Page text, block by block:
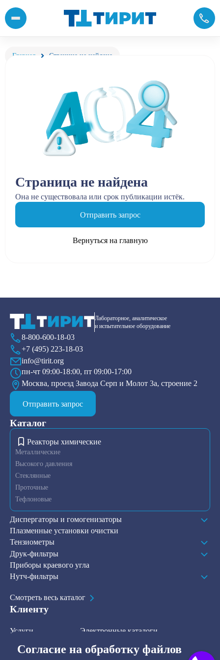
Главная Страница не найдена
Страница не найдена
Она не существовала или срок публикации истёк.
Отправить запрос
Вернуться на главную
Согласие на обработку файлов
Лабораторное, аналитическое
и испытательное оборудование
8-800-600-18-03
+7 (495) 223-18-03
info@tirit.org
пн-чт 09:00-18:00, пт 09:00-17:00
Москва, проезд Завода Серп и Молот 3а, строение 2
Отправить запрос
Каталог
Реакторы химические
Металлические
Высокого давления
Стеклянные
Проточные
Тефлоновые
Диспергаторы и гомогенизаторы
Плазменные установки очистки
Тензиометры
Друк-фильтры
Приборы краевого угла
Нутч-фильтры
Смотреть весь каталог
Клиенту
Услуги
В наличии на складе
Электронные каталоги
Контакты